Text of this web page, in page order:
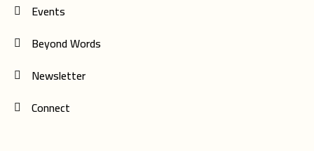
Events
Beyond Words
Newsletter
Connect